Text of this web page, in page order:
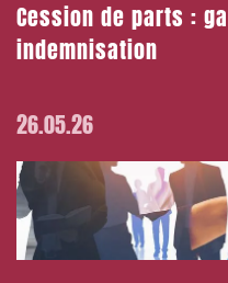
Cession de parts :
indemnisation
26.05.26